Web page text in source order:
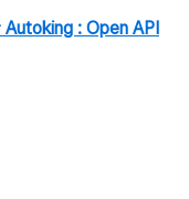
Autoking : Open API